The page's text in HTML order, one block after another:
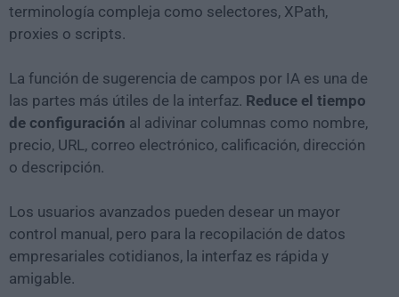
terminología compleja como selectores, XPath,
proxies o scripts.
La función de sugerencia de campos por IA es una de
las partes más útiles de la interfaz. Reduce el tiempo
de configuración al adivinar columnas como nombre,
precio, URL, correo electrónico, calificación, dirección
o descripción.
Los usuarios avanzados pueden desear un mayor
control manual, pero para la recopilación de datos
empresariales cotidianos, la interfaz es rápida y
amigable.